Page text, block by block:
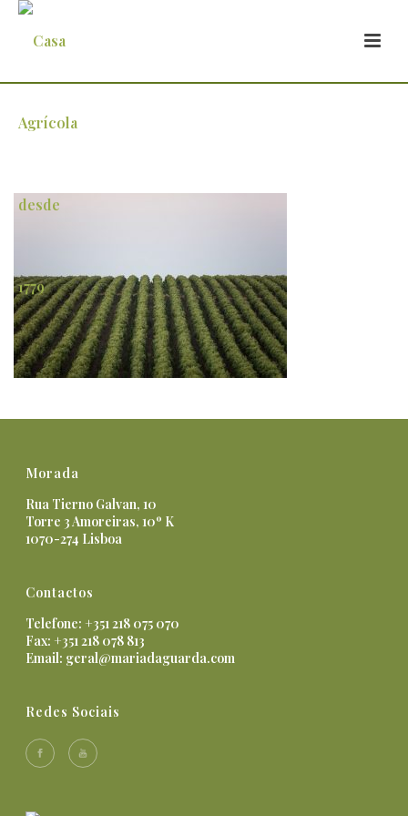
Herdade Maria da Guarda
Morada
Rua Tierno Galvan, 10
Torre 3 Amoreiras, 10º K
1070-274 Lisboa
Contactos
Telefone: +351 218 075 070
Fax: +351 218 078 813
Email: geral@mariadaguarda.com
Redes Sociais